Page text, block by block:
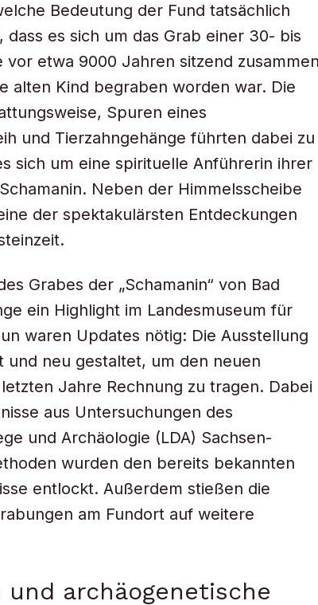
Bedeutung der Fund tatsächlich
dass es sich um das Grab einer 30- bis
vor etwa 9000 Jahren sitzend zusammen
alten Kind begraben worden war. Die
Spuren eines
und Tierzahngehänge führten dabei zu
sich um eine spirituelle Anführerin ihrer
Neben der Himmelsscheibe
der spektakulärsten Entdeckungen
Grabes der „Schamanin“ von Bad
ein Highlight im Landesmuseum für
waren Updates nötig: Die Ausstellung
neu gestaltet, um den neuen
Jahre Rechnung zu tragen. Dabei
aus Untersuchungen des
und Archäologie (LDA) Sachsen-
wurden den bereits bekannten
entlockt. Außerdem stießen die
am Fundort auf weitere
archäogenetische